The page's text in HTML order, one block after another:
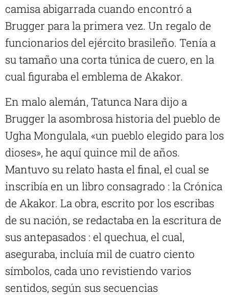
camisa abigarrada cuando encontró a
Brugger para la primera vez. Un regalo de
funcionarios del ejército brasileño. Tenía a
su tamaño una corta túnica de cuero, en la
cual figuraba el emblema de Akakor.
En malo alemán, Tatunca Nara dijo a
Brugger la asombrosa historia del pueblo de
Ugha Mongulala, «un pueblo elegido para los
dioses», he aquí quince mil de años.
Mantuvo su relato hasta el final, el cual se
inscribía en un libro consagrado : la Crónica
de Akakor. La obra, escrito por los escribas
de su nación, se redactaba en la escritura de
sus antepasados : el quechua, el cual,
aseguraba, incluía mil de cuatro ciento
símbolos, cada uno revistiendo varios
sentidos, según sus secuencias